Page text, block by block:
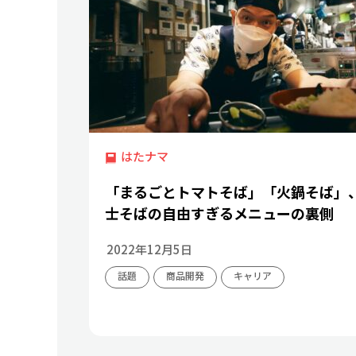
はたナマ
「まるごとトマトそば」「火鍋そば」
士そばの自由すぎるメニューの裏側
2022年12月5日
話題 商品開発 キャリア